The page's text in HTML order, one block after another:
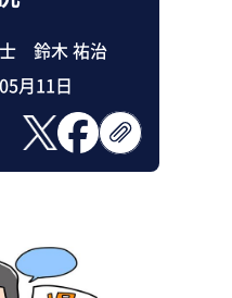
士 鈴木 祐治
月11日